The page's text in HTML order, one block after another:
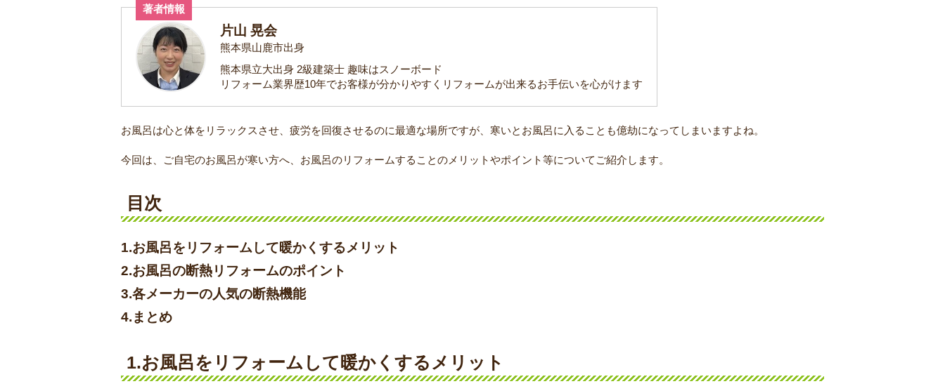
著者情報
片山 晃会
熊本県山鹿市出身
熊本県立大出身 2級建築士 趣味はスノーボード
リフォーム業界歴10年でお客様が分かりやすくリフォームが出来るお手伝いを心がけます
お風呂は心と体をリラックスさせ、疲労を回復させるのに最適な場所ですが、寒いとお風呂に入ることも億劫になってしまいますよね。
今回は、ご自宅のお風呂が寒い方へ、お風呂のリフォームすることのメリットやポイント等についてご紹介します。
目次
1.お風呂をリフォームして暖かくするメリット
2.お風呂の断熱リフォームのポイント
3.各メーカーの人気の断熱機能
4.まとめ
1.お風呂をリフォームして暖かくするメリット